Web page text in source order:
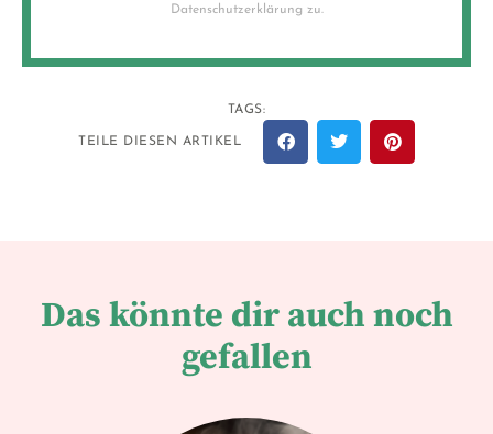
Datenschutzerklärung zu.
TAGS:
TEILE DIESEN ARTIKEL
Das könnte dir auch noch
gefallen